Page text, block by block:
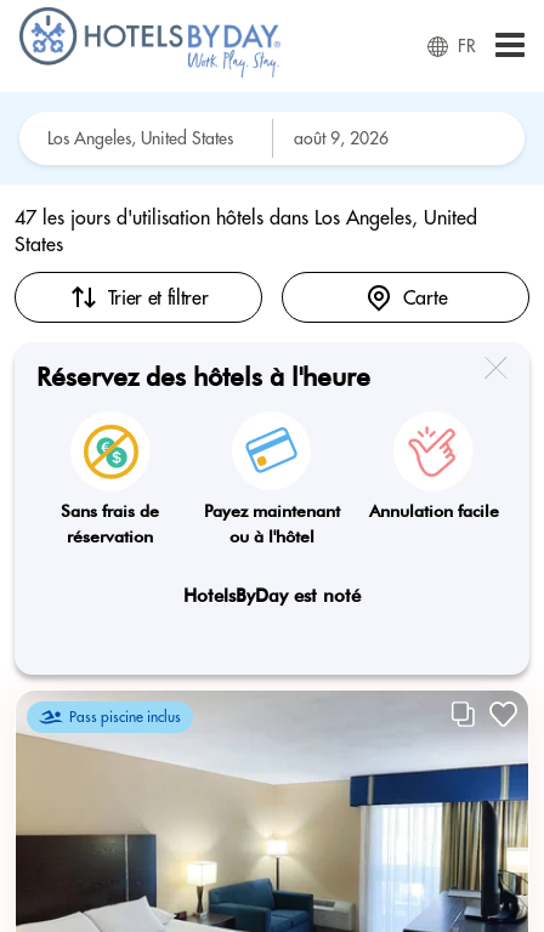
FR
47 les jours d'utilisation hôtels dans Los Angeles, United
States
Trier et filtrer Carte
Réservez des hôtels à l'heure
Sans frais de
réservation
Payez maintenant
ou à l'hôtel
Annulation facile
HotelsByDay est noté
Pass piscine inclus